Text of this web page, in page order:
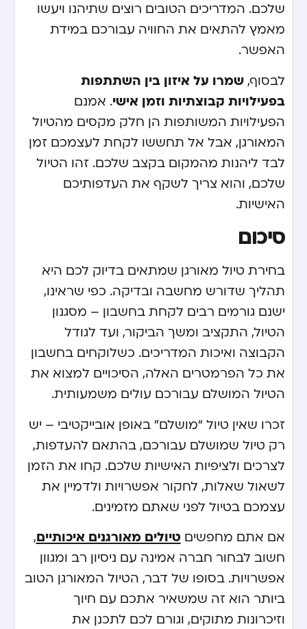
שלכם. המדריכים הטובים רוצים שתיהנו ויעשו
מאמץ להתאים את החוויה עבורכם במידת
האפשר.
לבסוף,שמרו על איזון בין השתתפות
בפעילויות קבוצתיות וזמן אישי. אמנם
הפעילויות המשותפות הן חלק מקסים מהטיול
המאורגן, אבל אל תחששו לקחת לעצמכם זמן
לבד ליהנות מהמקום בקצב שלכם. זהו הטיול
שלכם, והוא צריך לשקף את העדפותיכם
האישיות.
סיכום
בחירת טיול מאורגן שמתאים בדיוק לכם היא
תהליך שדורש מחשבה ובדיקה. כפי שראינו,
ישנם גורמים רבים לקחת בחשבון – מסגנון
הטיול, התקציב ומשך הביקור, ועד לגודל
הקבוצה ואיכות המדריכים. כשלוקחים בחשבון
את כל הפרמטרים האלה, הסיכויים למצוא את
הטיול המושלם עבורכם עולים משמעותית.
זכרו שאין טיול “מושלם” באופן אובייקטיבי – יש
רק טיול שמושלם עבורכם, בהתאם להעדפות,
לצרכים ולציפיות האישיות שלכם. קחו את הזמן
לשאול שאלות, לחקור אפשרויות ולדמיין את
עצמכם בטיול לפני שאתם מזמינים.
אם אתם מחפשים טיולים מאורגנים איכותיים,
חשוב לבחור חברה אמינה עם ניסיון רב ומגוון
אפשרויות. בסופו של דבר, הטיול המאורגן הטוב
ביותר הוא זה שמשאיר אתכם עם חיוך
וזיכרונות מתוקים, וגורם לכם לתכנן את